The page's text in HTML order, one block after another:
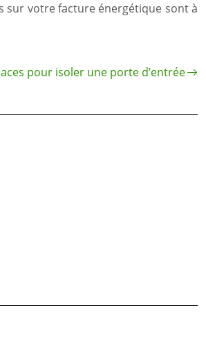
sur votre facture énergétique sont à
pour isoler une porte d’entrée